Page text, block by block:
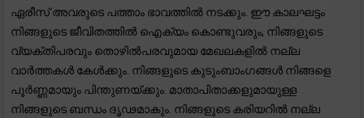
ഏരീസ് അവരുടെ പത്താം ഭാവത്തിൽ നടക്കും. ഈ കാലഘട്ടം
നിങ്ങളുടെ ജീവിതത്തിൽ ഐക്യം കൊണ്ടുവരും, നിങ്ങളുടെ
വ്യക്തിപരവും തൊഴിൽപരവുമായ മേഖലകളിൽ നല്ല
വാർത്തകൾ കേൾക്കും. നിങ്ങളുടെ കുടുംബാംഗങ്ങൾ നിങ്ങളെ
പൂർണ്ണമായും പിന്തുണയ്ക്കും. മാതാപിതാക്കളുമായുള്ള
നിങ്ങളുടെ ബന്ധം ദൃഢമാകും. നിങ്ങളുടെ കരിയറിൽ നല്ല